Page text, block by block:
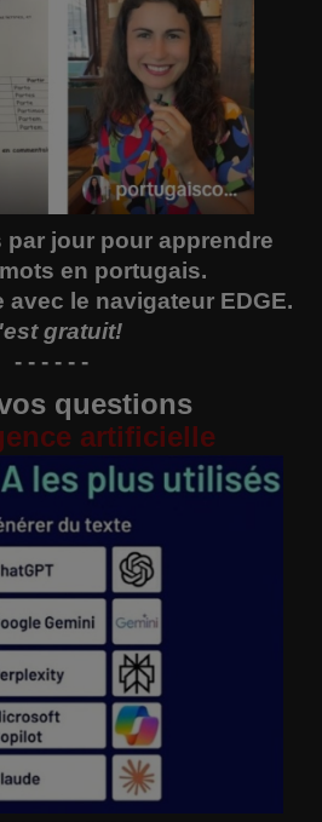
par jour pour apprendre
en portugais.
avec le navigateur EDGE.
gratuit!
- - - - - -
questions
artificielle